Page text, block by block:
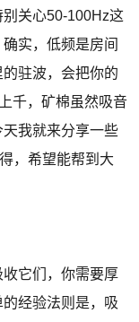
关心50-100Hz这
实，低频是房间
驻波，会把你的
千，矿棉虽然吸音
我就来分享一些
，希望能帮到大
它们，你需要厚
经验法则是，吸